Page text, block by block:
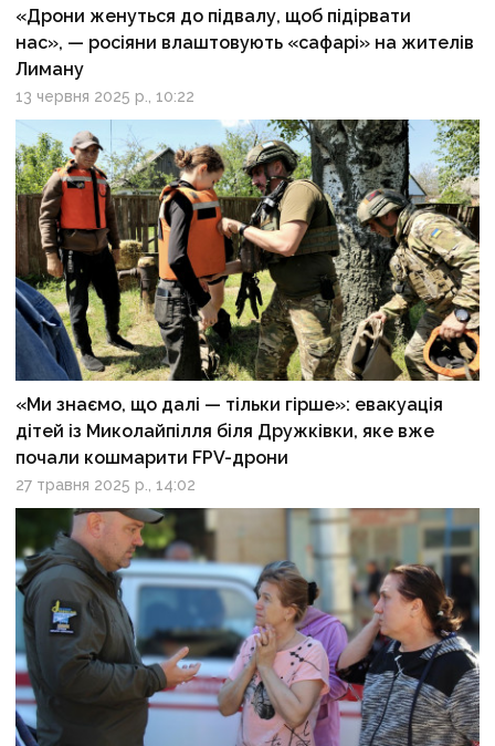
«Дрони женуться до підвалу, щоб підірвати
нас», — росіяни влаштовують «сафарі» на жителів
Лиману
13 червня 2025 р., 10:22
«Ми знаємо, що далі — тільки гірше»: евакуація
дітей із Миколайпілля біля Дружківки, яке вже
почали кошмарити FPV-дрони
27 травня 2025 р., 14:02